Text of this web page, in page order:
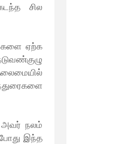
சில
ஏற்க
அவர் நலம்
இந்த